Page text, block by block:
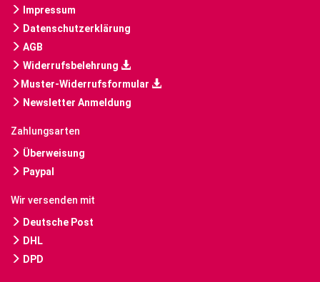
Impressum
Datenschutzerklärung
AGB
Widerrufsbelehrung
Muster-Widerrufsformular
Newsletter Anmeldung
Zahlungsarten
Überweisung
Paypal
Wir versenden mit
Deutsche Post
DHL
DPD